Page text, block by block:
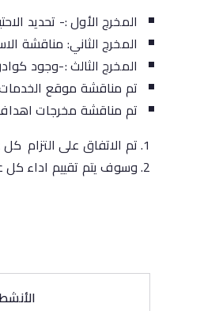
المخرج الأول :- تحديد
المخرج الثاني: مناقشة
المخرج الثالث :-وجود
تم مناقشة موقع الخدمات
تم مناقشة مخرجات اهداف
تم الاتفاق على التزام
وسوف يتم تقييم اداء